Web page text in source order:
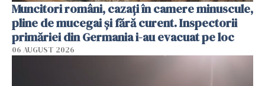
Muncitori români, cazați în camere minuscule,
pline de mucegai și fără curent. Inspectorii
primăriei din Germania i-au evacuat pe loc
06 AUGUST 2026